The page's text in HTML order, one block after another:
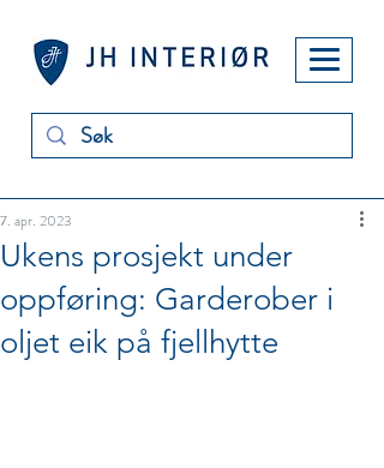
Ukens prosjekt under
oppføring: Garderober i
oljet eik på fjellhytte
7. apr. 2023